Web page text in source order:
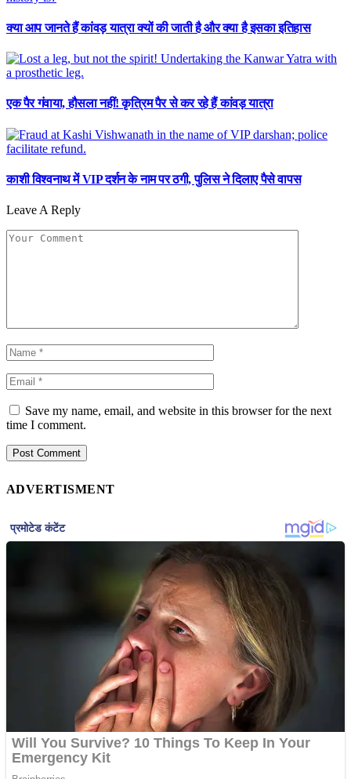
क्या आप जानते हैं कांवड़ यात्रा क्यों की जाती है और क्या है इसका इतिहास
एक पैर गंवाया, हौसला नहीं! कृत्रिम पैर से कर रहे हैं कांवड़ यात्रा
काशी विश्वनाथ में VIP दर्शन के नाम पर ठगी, पुलिस ने दिलाए पैसे वापस
Leave A Reply
Save my name, email, and website in this browser for the next
time I comment.
ADVERTISMENT